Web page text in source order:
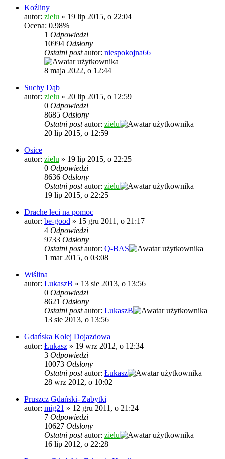
Koźliny
autor: zielu » 19 lip 2015, o 22:04
Ocena: 0.98%
1 Odpowiedzi
10994 Odsłony
Ostatni postautor: niespokojna66
8 maja 2022, o 12:44
Suchy Dąb
autor: zielu » 20 lip 2015, o 12:59
0 Odpowiedzi
8685 Odsłony
Ostatni postautor: zielu
20 lip 2015, o 12:59
Osice
autor: zielu » 19 lip 2015, o 22:25
0 Odpowiedzi
8636 Odsłony
Ostatni postautor: zielu
19 lip 2015, o 22:25
Drache leci na pomoc
autor: be-good » 15 gru 2011, o 21:17
4 Odpowiedzi
9733 Odsłony
Ostatni postautor: Q-BAS
1 mar 2015, o 03:08
Wiślina
autor: LukaszB » 13 sie 2013, o 13:56
0 Odpowiedzi
8621 Odsłony
Ostatni postautor: LukaszB
13 sie 2013, o 13:56
Gdańska Kolej Dojazdowa
autor: Łukasz » 19 wrz 2012, o 12:34
3 Odpowiedzi
10073 Odsłony
Ostatni postautor: Łukasz
28 wrz 2012, o 10:02
Pruszcz Gdański- Zabytki
autor: mig21 » 12 gru 2011, o 21:24
7 Odpowiedzi
10627 Odsłony
Ostatni postautor: zielu
16 lip 2012, o 22:28